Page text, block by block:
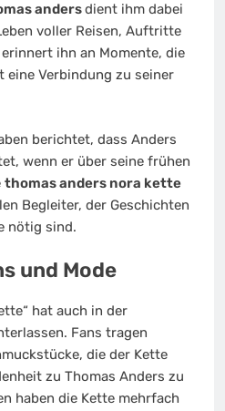
andersdient ihm dabei
voller Reisen, Auftritte
ihn an Momente, die
eine Verbindung zu seiner
berichtet, dass Anders
wenn er über seine frühen
thomas anders nora kette
Begleiter, der Geschichten
nötig sind.
und Mode
hat auch in der
Fans tragen
die der Kette
zu Thomas Anders zu
haben die Kette mehrfach